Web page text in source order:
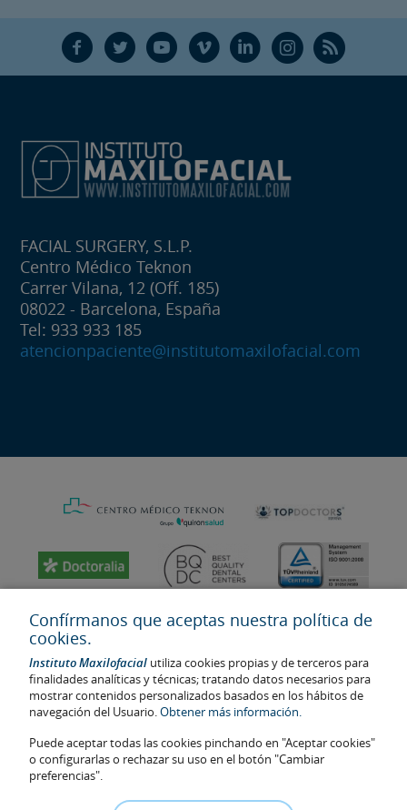
F T Y V L Ñ R
FACIAL SURGERY, S.L.P.
Centro Médico Teknon
Carrer Vilana, 12 (Off. 185)
08022 - Barcelona, España
Tel: 933 933 185
atencionpaciente@institutomaxilofacial.com
Última actualización: 2023
No. de autorización de centro sanitario: E08646940
La información presente en la web no reemplaza sino complementa
Confírmanos que aceptas nuestra política de
cookies.
Instituto Maxilofacial utiliza cookies propias y de terceros para
finalidades analíticas y técnicas; tratando datos necesarios para
mostrar contenidos personalizados basados en los hábitos de
navegación del Usuario.Obtener más información.
Puede aceptar todas las cookies pinchando en "Aceptar cookies"
o configurarlas o rechazar su uso en el botón "Cambiar
preferencias".